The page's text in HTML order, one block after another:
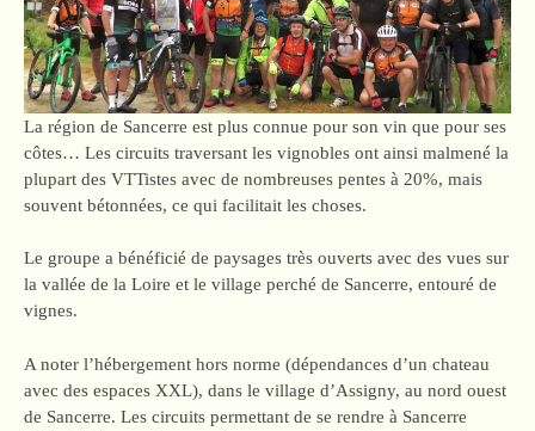
La région de Sancerre est plus connue pour son vin que pour ses
côtes… Les circuits traversant les vignobles ont ainsi malmené la
plupart des VTTistes avec de nombreuses pentes à 20%, mais
souvent bétonnées, ce qui facilitait les choses.
Le groupe a bénéficié de paysages très ouverts avec des vues sur
la vallée de la Loire et le village perché de Sancerre, entouré de
vignes.
A noter l’hébergement hors norme (dépendances d’un chateau
avec des espaces XXL), dans le village d’Assigny, au nord ouest
de Sancerre. Les circuits permettant de se rendre à Sancerre